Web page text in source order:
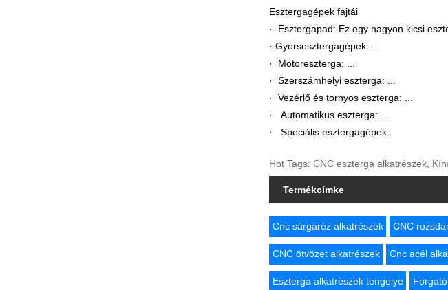
Esztergagépek fajtái
· Esztergapad: Ez egy nagyon kicsi
· Gyorsesztergagépek: ...
· Motoreszterga: ...
· Szerszámhelyi eszterga: ...
· Vezérlő és tornyos eszterga: ...
· Automatikus eszterga: ...
· Speciális esztergagépek:
Hot Tags: CNC eszterga alkatrészek,
Termékcímke
Cnc sárgaréz alkatrészek CNC
CNC ötvözet alkatrészek Cnc acél
Eszterga alkatrészek tengelye